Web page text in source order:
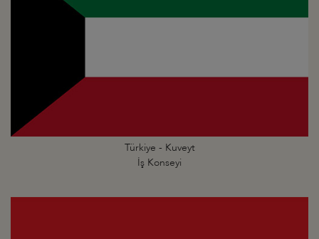
Türkiye - Kuveyt
İş Konseyi